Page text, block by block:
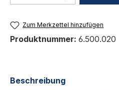
Zum Merkzettel hinzufügen
Produktnummer: 6.500.020
Beschreibung